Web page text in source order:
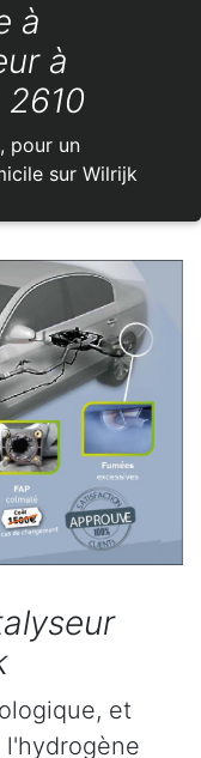
à
à
pour un
sur Wilrijk
et